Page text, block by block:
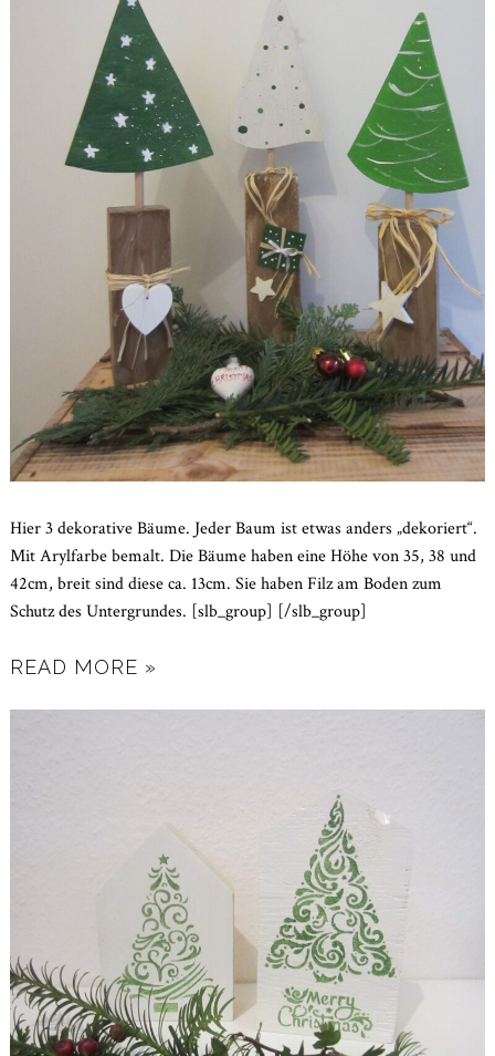
Hier 3 dekorative Bäume. Jeder Baum ist etwas anders „dekoriert“.
Mit Arylfarbe bemalt. Die Bäume haben eine Höhe von 35, 38 und
42cm, breit sind diese ca. 13cm. Sie haben Filz am Boden zum
Schutz des Untergrundes. [slb_group] [/slb_group]
READ MORE »